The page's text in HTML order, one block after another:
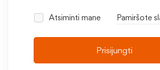
Atsiminti mane Pamiršote
Prisijungti